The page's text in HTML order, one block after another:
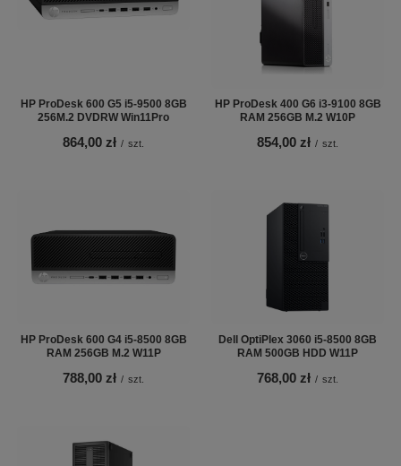
HP ProDesk 600 G5 i5-9500 8GB
256M.2 DVDRW Win11Pro
864,00 zł / szt.
HP ProDesk 400 G6 i3-9100 8GB
RAM 256GB M.2 W10P
854,00 zł / szt.
HP ProDesk 600 G4 i5-8500 8GB
RAM 256GB M.2 W11P
788,00 zł / szt.
Dell OptiPlex 3060 i5-8500 8GB
RAM 500GB HDD W11P
768,00 zł / szt.